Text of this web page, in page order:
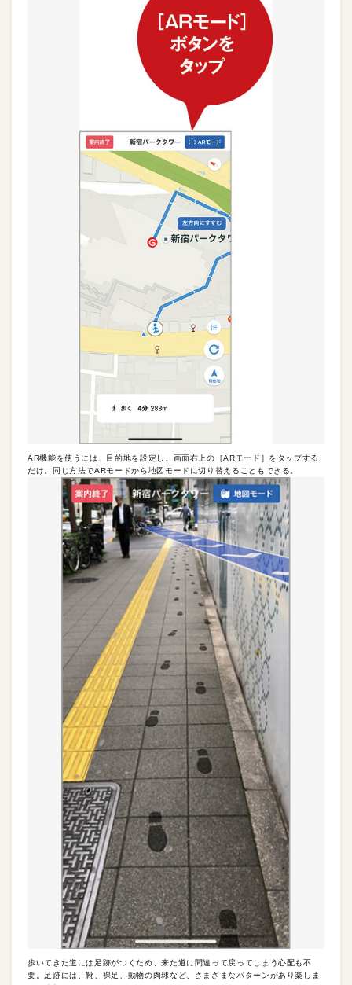
AR機能を使うには、目的地を設定し、画面右上の［ARモード］をタップする
だけ。同じ方法でARモードから地図モードに切り替えることもできる。
歩いてきた道には足跡がつくため、来た道に間違って戻ってしまう心配も不
要。足跡には、靴、裸足、動物の肉球など、さまざまなパターンがあり楽しま